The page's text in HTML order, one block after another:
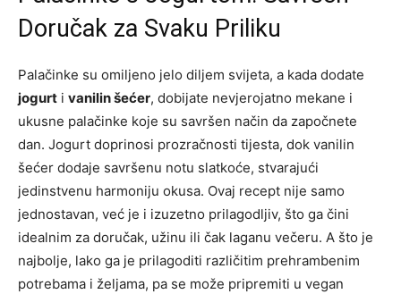
Doručak za Svaku Priliku
Palačinke su omiljeno jelo diljem svijeta, a kada dodate
jogurt i vanilin šećer, dobijate nevjerojatno mekane i
ukusne palačinke koje su savršen način da započnete
dan. Jogurt doprinosi prozračnosti tijesta, dok vanilin
šećer dodaje savršenu notu slatkoće, stvarajući
jedinstvenu harmoniju okusa. Ovaj recept nije samo
jednostavan, već je i izuzetno prilagodljiv, što ga čini
idealnim za doručak, užinu ili čak laganu večeru. A što je
najbolje, lako ga je prilagoditi različitim prehrambenim
potrebama i željama, pa se može pripremiti u vegan